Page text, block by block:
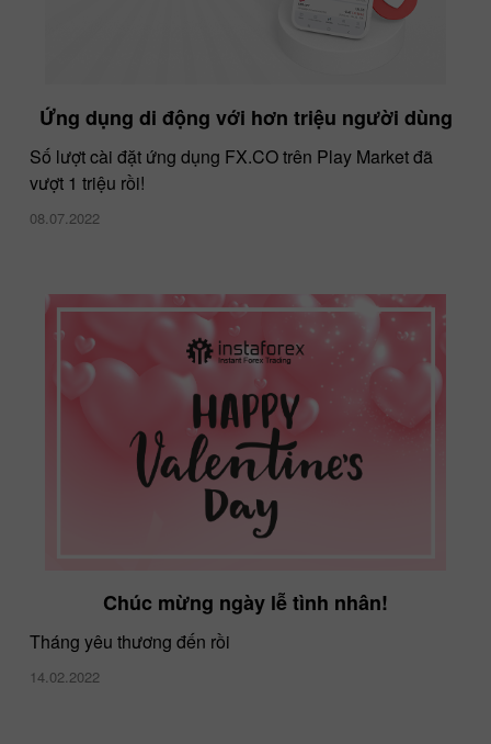
Ứng dụng di động với hơn triệu người dùng
Số lượt cài đặt ứng dụng FX.CO trên Play Market đã
vượt 1 triệu rồi!
08.07.2022
Chúc mừng ngày lễ tình nhân!
Tháng yêu thương đến rồi
14.02.2022